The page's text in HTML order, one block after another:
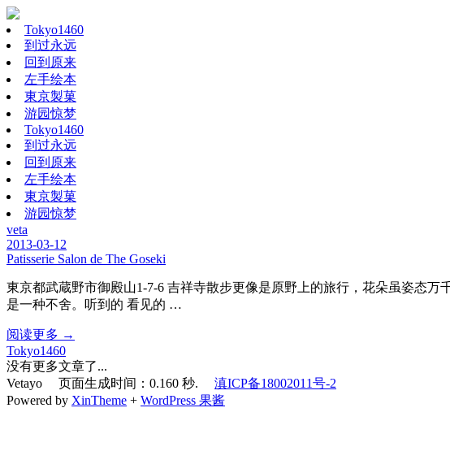
Tokyo1460
到过永远
回到原来
左手绘本
東京製菓
游园惊梦
Tokyo1460
到过永远
回到原来
左手绘本
東京製菓
游园惊梦
veta
2013-03-12
Patisserie Salon de The Goseki
東京都武蔵野市御殿山1-7-6 吉祥寺散步更像是原野上的旅行，花朵虽姿态
是一种不舍。听到的 看见的 …
阅读更多 →
Tokyo1460
没有更多文章了...
Vetayo 页面生成时间：0.160 秒. 滇ICP备18002011号-2
Powered by XinTheme + WordPress 果酱